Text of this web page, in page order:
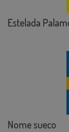
Estelada
Nome sueco